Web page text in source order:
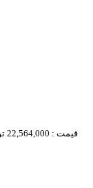
قیمت : 22,564,000 تومان